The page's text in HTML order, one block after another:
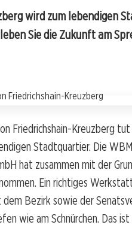
wird zum lebendigen
Sie die Zukunft am
Friedrichshain-Kreuzberg
Stadtquartier. Die WBM
hat zusammen mit der
Ein richtiges
Bezirk sowie der
wie am Schnürchen. Das